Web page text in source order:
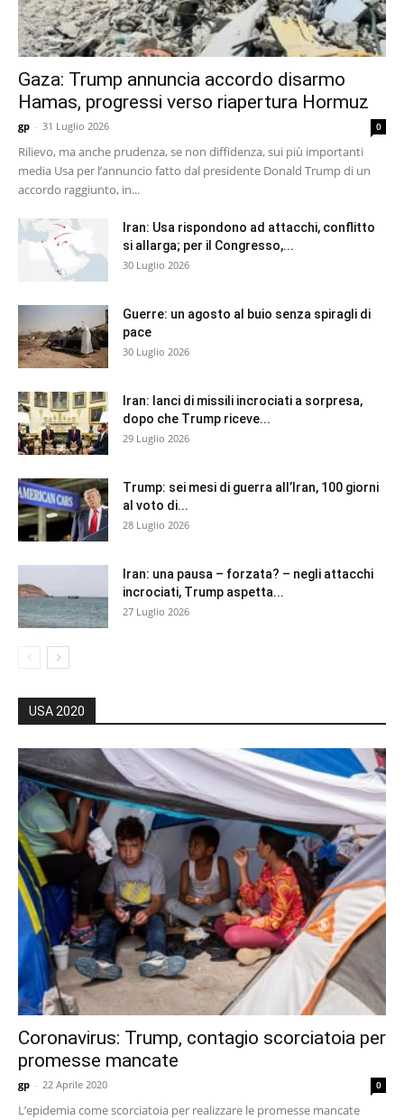
Gaza: Trump annuncia accordo disarmo
Hamas, progressi verso riapertura Hormuz
gp - 31 Luglio 2026 0
Rilievo, ma anche prudenza, se non diffidenza, sui più importanti
media Usa per l’annuncio fatto dal presidente Donald Trump di un
accordo raggiunto, in...
Iran: Usa rispondono ad attacchi, conflitto
si allarga; per il Congresso,...
30 Luglio 2026
Guerre: un agosto al buio senza spiragli di
pace
30 Luglio 2026
Iran: lanci di missili incrociati a sorpresa,
dopo che Trump riceve...
29 Luglio 2026
Trump: sei mesi di guerra all’Iran, 100 giorni
al voto di...
28 Luglio 2026
Iran: una pausa – forzata? – negli attacchi
incrociati, Trump aspetta...
27 Luglio 2026
USA 2020
Coronavirus: Trump, contagio scorciatoia per
promesse mancate
gp - 22 Aprile 2020 0
L’epidemia come scorciatoia per realizzare le promesse mancate